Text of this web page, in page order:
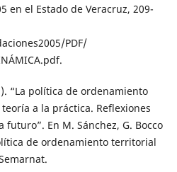
en el Estado de Veracruz, 209-
PDF/
“La política de ordenamiento
a la práctica. Reflexiones
futuro”. En M. Sánchez, G. Bocco
de ordenamiento territorial